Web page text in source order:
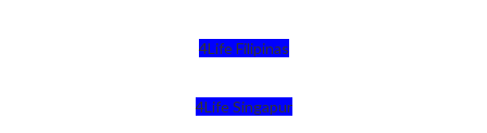
4Life Filipinas
4Life Singapur